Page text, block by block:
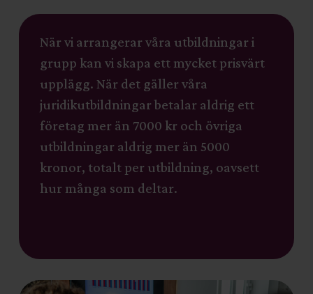
När vi arrangerar våra utbildningar i
grupp kan vi skapa ett mycket prisvärt
upplägg. När det gäller våra
juridikutbildningar betalar aldrig ett
företag mer än 7000 kr och övriga
utbildningar aldrig mer än 5000
kronor, totalt per utbildning, oavsett
hur många som deltar.